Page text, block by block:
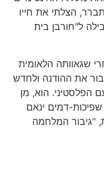
הצלתי את חייו
ל"חורבן בית
שגאוותה הלאומית
את ההודנה ולחדש
הפלסטיני. הוא, מן
דמים ינאם
"גיבור המלחמה